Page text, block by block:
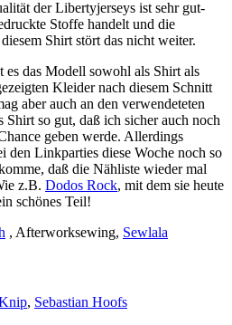
der Libertyjerseys ist sehr gut-
Stoffe handelt und die
Shirt stört das nicht weiter.
das Modell sowohl als Shirt als
Kleider nach diesem Schnitt
aber auch an den verwendeteten
so gut, daß ich sicher auch noch
geben werde. Allerdings
den Linkparties diese Woche noch so
daß die Nähliste wieder mal
z.B. Dodos Rock, mit dem sie heute
schönes Teil!
, Afterworksewing, Sewlala
, Sebastian Hoofs